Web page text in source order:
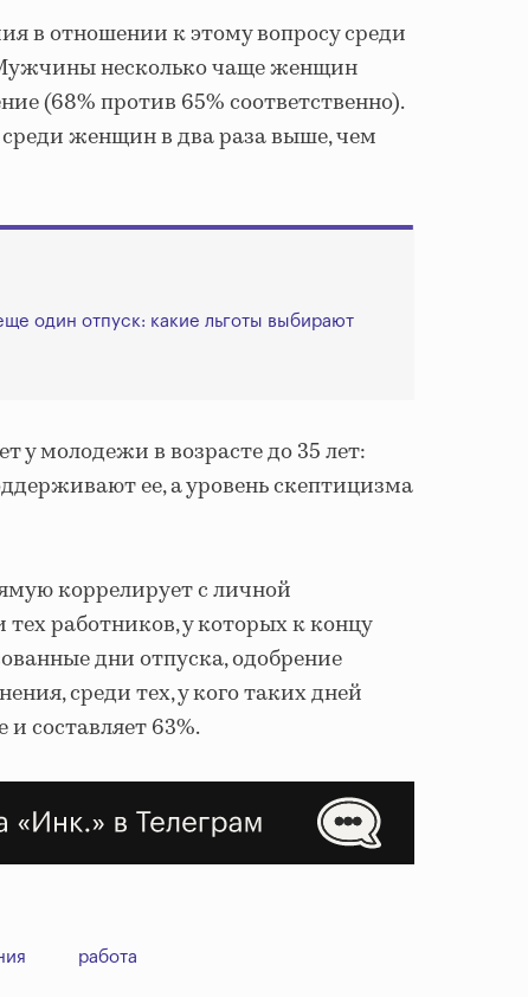
в отношении к этому вопросу среди
несколько чаще женщин
(68% против 65% соответственно).
женщин в два раза выше, чем
один отпуск: какие льготы выбирают
у молодежи в возрасте до 35 лет:
ее, а уровень скептицизма
коррелирует с личной
работников, у которых к концу
дни отпуска, одобрение
среди тех, у кого таких дней
составляет 63%.
работа